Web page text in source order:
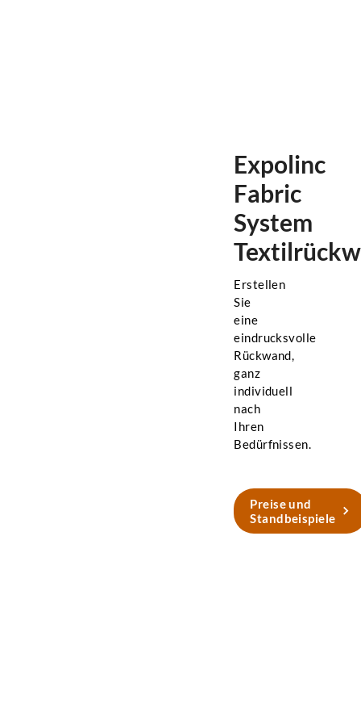
Expolinc
Fabric
System
Erstellen
Sie
eine
eindrucksvolle
Rückwand,
ganz
individuell
nach
Ihren
Bedürfnissen.
Preise und
Standbeispiele